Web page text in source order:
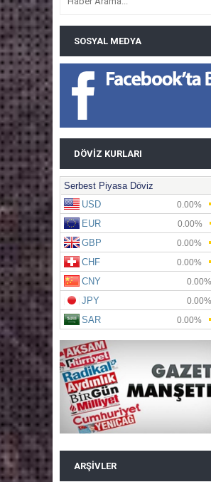
SOSYAL MEDYA
DÖVIZ KURLARI
ARŞIVLER